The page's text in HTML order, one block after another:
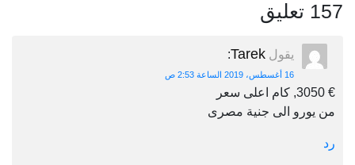
157 تعليق
يقول Tarek
:
16 أغسطس، 2019 الساعة 2:53 ص
€ 3050, كام اعلى سعر
من يورو الى جنية مصرى
رد